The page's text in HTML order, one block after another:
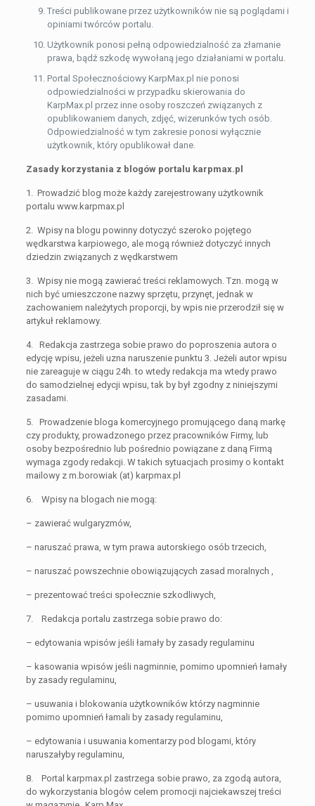
Treści publikowane przez użytkowników nie są poglądami i
opiniami twórców portalu.
Użytkownik ponosi pełną odpowiedzialność za złamanie
prawa, bądź szkodę wywołaną jego działaniami w portalu.
Portal Społecznościowy KarpMax.pl nie ponosi
odpowiedzialności w przypadku skierowania do
KarpMax.pl przez inne osoby roszczeń związanych z
opublikowaniem danych, zdjęć, wizerunków tych osób.
Odpowiedzialność w tym zakresie ponosi wyłącznie
użytkownik, który opublikował dane.
Zasady korzystania z blogów portalu karpmax.pl
1. Prowadzić blog może każdy zarejestrowany użytkownik
portalu www.karpmax.pl
2. Wpisy na blogu powinny dotyczyć szeroko pojętego
wędkarstwa karpiowego, ale mogą również dotyczyć innych
dziedzin związanych z wędkarstwem
3. Wpisy nie mogą zawierać treści reklamowych. Tzn. mogą w
nich być umieszczone nazwy sprzętu, przynęt, jednak w
zachowaniem należytych proporcji, by wpis nie przerodził się w
artykuł reklamowy.
4. Redakcja zastrzega sobie prawo do poproszenia autora o
edycję wpisu, jeżeli uzna naruszenie punktu 3. Jeżeli autor wpisu
nie zareaguje w ciągu 24h. to wtedy redakcja ma wtedy prawo
do samodzielnej edycji wpisu, tak by był zgodny z niniejszymi
zasadami.
5. Prowadzenie bloga komercyjnego promującego daną markę
czy produkty, prowadzonego przez pracowników Firmy, lub
osoby bezpośrednio lub pośrednio powiązane z daną Firmą
wymaga zgody redakcji. W takich sytuacjach prosimy o kontakt
mailowy z m.borowiak (at) karpmax.pl
6. Wpisy na blogach nie mogą:
– zawierać wulgaryzmów,
– naruszać prawa, w tym prawa autorskiego osób trzecich,
– naruszać powszechnie obowiązujących zasad moralnych ,
– prezentować treści społecznie szkodliwych,
7. Redakcja portalu zastrzega sobie prawo do:
– edytowania wpisów jeśli łamały by zasady regulaminu
– kasowania wpisów jeśli nagminnie, pomimo upomnień łamały
by zasady regulaminu,
– usuwania i blokowania użytkowników którzy nagminnie
pomimo upomnień łamali by zasady regulaminu,
– edytowania i usuwania komentarzy pod blogami, który
naruszałyby regulaminu,
8. Portal karpmax.pl zastrzega sobie prawo, za zgodą autora,
do wykorzystania blogów celem promocji najciekawszej treści